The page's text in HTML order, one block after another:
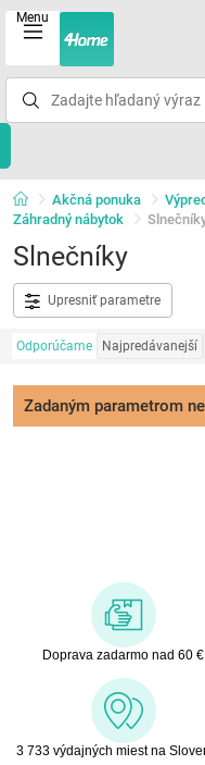
Menu
Akčná ponuka
Záhradný nábytok
Slnečníky
Upresniť parametre
Odporúčame Najpredávanejší
Zadaným parametrom
Doprava zadarmo nad 60 €
3 733 výdajných miest na